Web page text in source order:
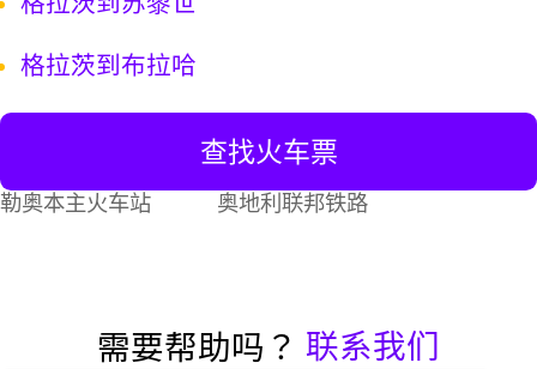
格拉茨到布拉哈
查找火车票
勒奥本主火车站 奥地利联邦铁路
需要帮助吗？ 联系我们